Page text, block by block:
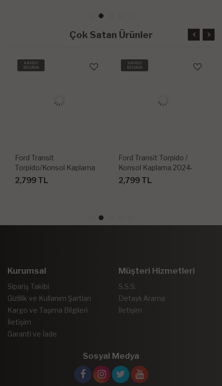
Çok Satan Ürünler
KARGO
BEDAVA
Ford Transit
Torpido/Konsol Kaplama
2020-2023 27 Parça
2,799 TL
KARGO
BEDAVA
Ford Transit Torpido /
Konsol Kaplama 2024-
2,799 TL
Kurumsal
Sipariş Takibi
Gizlilik ve Kullanım Şartları
Kargo ve Taşıma Bilgileri
İletişim
Garanti ve İade
Müşteri Hizmetleri
S.S.S.
Detaylı Arama
İletişim
Sosyal Medya